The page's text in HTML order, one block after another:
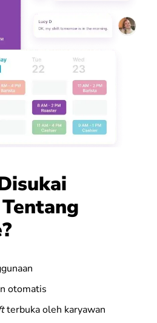
otomatis
terbuka oleh karyawan